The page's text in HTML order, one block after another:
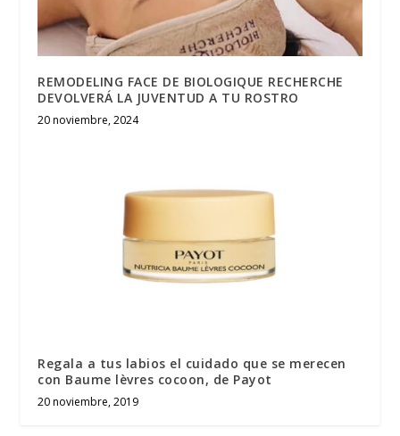
REMODELING FACE DE BIOLOGIQUE RECHERCHE
DEVOLVERÁ LA JUVENTUD A TU ROSTRO
20 noviembre, 2024
Regala a tus labios el cuidado que se merecen
con Baume lèvres cocoon, de Payot
20 noviembre, 2019